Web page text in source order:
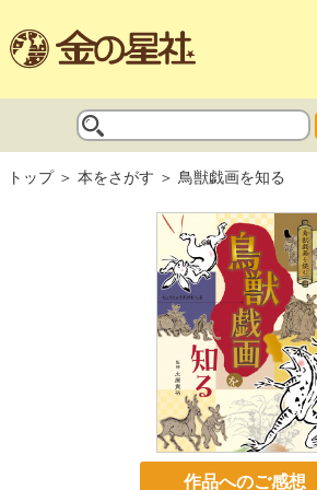
トップ 本をさがす 鳥獣戯画を知る
作品へのご感想